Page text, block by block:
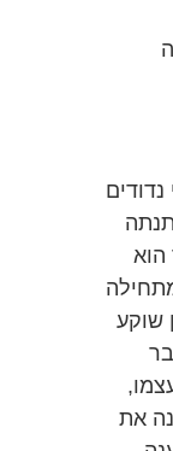
הוא
שוקע
את